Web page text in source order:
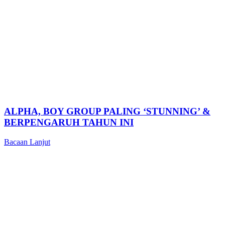
ALPHA, BOY GROUP PALING ‘STUNNING’ &
BERPENGARUH TAHUN INI
Bacaan Lanjut